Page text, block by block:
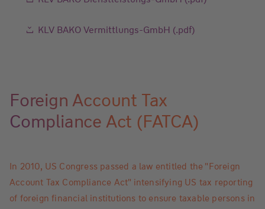
KLV BAKO Vermittlungs-GmbH (.pdf)
Foreign Account Tax
Compliance Act (FATCA)
In 2010, US Congress passed a law entitled the "Foreign
Account Tax Compliance Act" intensifying US tax reporting
of foreign financial institutions to ensure taxable persons in